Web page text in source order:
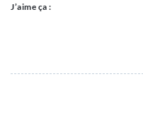
J’aime ça :